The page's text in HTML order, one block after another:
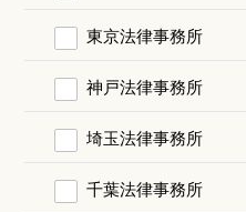
東京法律事務所
神戸法律事務所
埼玉法律事務所
千葉法律事務所